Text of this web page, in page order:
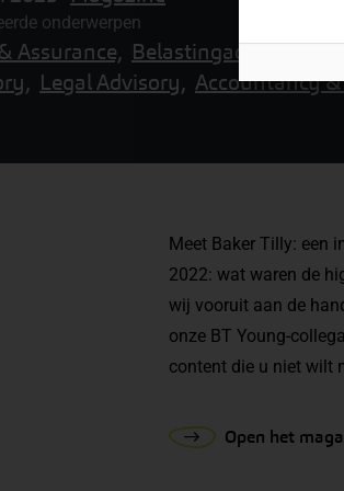
onderwerpen
Assurance, Belastingadvies,
Legal Advisory, Accountancy
Meet Baker Tilly: een
2022: wat waren de
wij vooruit aan de
onze BT Young-
content die u niet wilt
Open het